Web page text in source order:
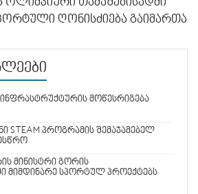
ღონისძიება გაიმართა
მოწესრიგება
STEAM პროგრამის შემაჯამებელ
მინისტრი გორის
მიმდინარე სპორტულ პროექტებს